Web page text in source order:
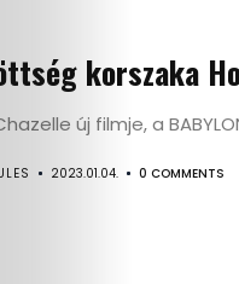
korszaka
új filmje, a
2023.01.04. 0 COMMENTS